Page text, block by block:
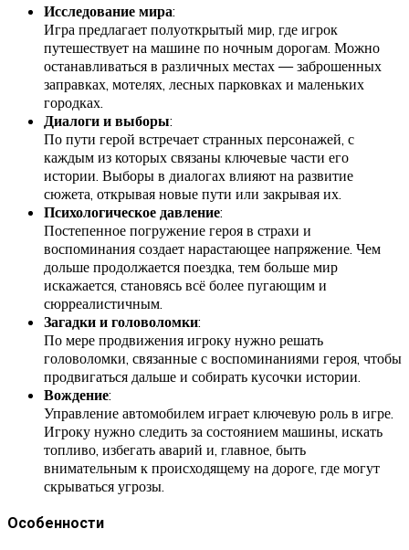
Исследование мира:
Игра предлагает полуоткрытый мир, где игрок
путешествует на машине по ночным дорогам. Можно
останавливаться в различных местах — заброшенных
заправках, мотелях, лесных парковках и маленьких
городках.
Диалоги и выборы:
По пути герой встречает странных персонажей, с
каждым из которых связаны ключевые части его
истории. Выборы в диалогах влияют на развитие
сюжета, открывая новые пути или закрывая их.
Психологическое давление:
Постепенное погружение героя в страхи и
воспоминания создает нарастающее напряжение. Чем
дольше продолжается поездка, тем больше мир
искажается, становясь всё более пугающим и
сюрреалистичным.
Загадки и головоломки:
По мере продвижения игроку нужно решать
головоломки, связанные с воспоминаниями героя, чтобы
продвигаться дальше и собирать кусочки истории.
Вождение:
Управление автомобилем играет ключевую роль в игре.
Игроку нужно следить за состоянием машины, искать
топливо, избегать аварий и, главное, быть
внимательным к происходящему на дороге, где могут
скрываться угрозы.
Особенности